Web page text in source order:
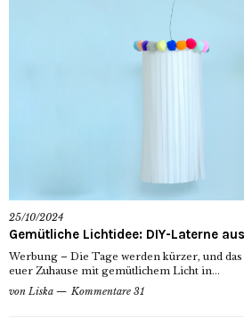
25/10/2024
Gemütliche Lichtidee: DIY-Laterne
Werbung – Die Tage werden kürzer, und
euer Zuhause mit gemütlichem Licht in...
von Liska Kommentare 31